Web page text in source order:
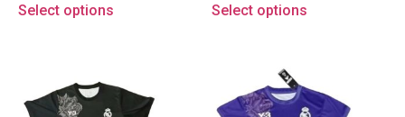
Select options Select options